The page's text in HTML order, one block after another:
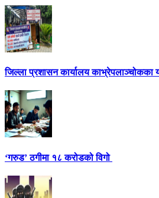
जिल्ला प्रशासन कार्यालय काभ्रेपलाञ्चोकका
‘गरुड’ ठगीमा १८ करोडको विगो